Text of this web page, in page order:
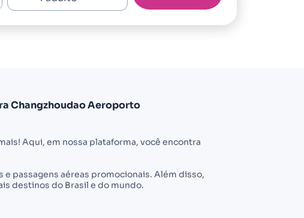
Changzhoudao Aeroporto
Aqui, em nossa plataforma, você encontra
passagens aéreas promocionais. Além disso,
destinos do Brasil e do mundo.